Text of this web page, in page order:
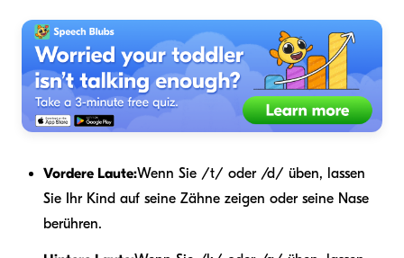
Vordere Laute:Wenn Sie /t/ oder /d/ üben, lassen
Sie Ihr Kind auf seine Zähne zeigen oder seine Nase
berühren.